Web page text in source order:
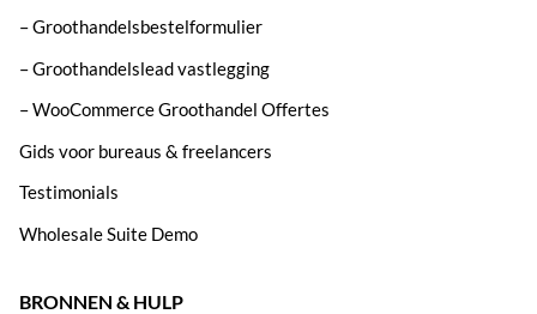
– Groothandelsbestelformulier
– Groothandelslead vastlegging
– WooCommerce Groothandel Offertes
Gids voor bureaus & freelancers
Testimonials
Wholesale Suite Demo
BRONNEN & HULP